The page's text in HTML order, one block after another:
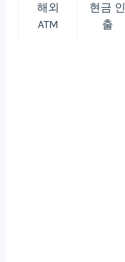
해외
ATM
현금 인
출